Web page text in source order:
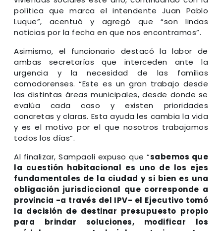
política que marca el intendente Juan Pablo
Luque”, acentuó y agregó que “son lindas
noticias por la fecha en que nos encontramos”.
Asimismo, el funcionario destacó la labor de
ambas secretarías que interceden ante la
urgencia y la necesidad de las familias
comodorenses. “Este es un gran trabajo desde
las distintas áreas municipales, desde donde se
evalúa cada caso y existen prioridades
concretas y claras. Esta ayuda les cambia la vida
y es el motivo por el que nosotros trabajamos
todos los días”.
Al finalizar, Sampaoli expuso que “sabemos que
la cuestión habitacional es uno de los ejes
fundamentales de la ciudad y si bien es una
obligación jurisdiccional que corresponde a
provincia -a través del IPV- el Ejecutivo tomó
la decisión de destinar presupuesto propio
para brindar soluciones, modificar los